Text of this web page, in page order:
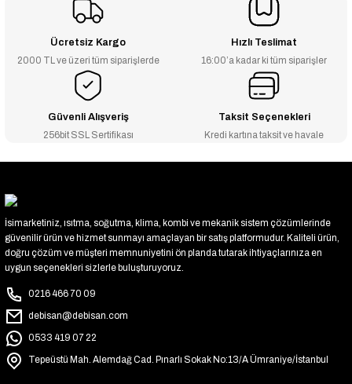
Ücretsiz Kargo
2000 TL ve üzeri tüm siparişlerde
Hızlı Teslimat
16:00’a kadar ki tüm siparişler
Güvenli Alışveriş
256bit SSL Sertifikası
Taksit Seçenekleri
Kredi kartına taksit ve havale
İsimarketiniz, ısıtma, soğutma, klima, kombi ve mekanik sistem çözümlerinde
güvenilir ürün ve hizmet sunmayı amaçlayan bir satış platformudur. Kaliteli ürün,
doğru çözüm ve müşteri memnuniyetini ön planda tutarak ihtiyaçlarınıza en
uygun seçenekleri sizlerle buluşturuyoruz.
0216 466 70 09
debisan@debisan.com
0533 419 07 22
Tepeüstü Mah. Alemdağ Cad. Pınarlı Sokak No:13/A Ümraniye/İstanbul